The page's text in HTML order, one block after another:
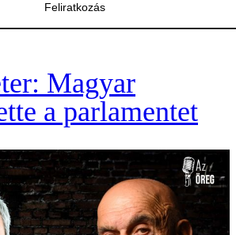
Feliratkozás
Magyar
a parlamentet